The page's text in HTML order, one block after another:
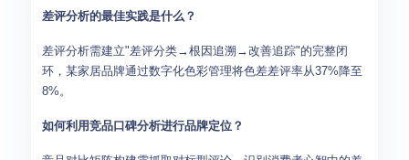
差评分析的最佳实践是什么？
差评分析需建立"差评分类→根因追溯→改善追踪"的完整闭
环，某家居品牌通过数字化色彩管理将色差差评率从37%降至
8%。
如何利用竞品口碑分析进行品牌定位？